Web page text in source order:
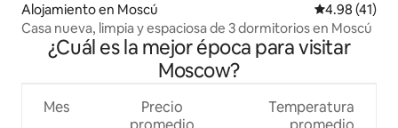
Alojamiento en Moscú Calificación
4.98 (41)
Casa nueva, limpia y espaciosa de 3 dormitorios en Moscú
¿Cuál es la mejor época para visitar
Moscow?
Mes
Precio
Temperatura